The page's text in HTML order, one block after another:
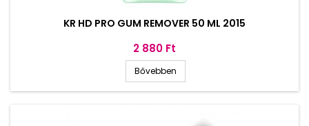
KR HD PRO GUM REMOVER 50 ML 2015
Ár
2 880 Ft
Bővebben